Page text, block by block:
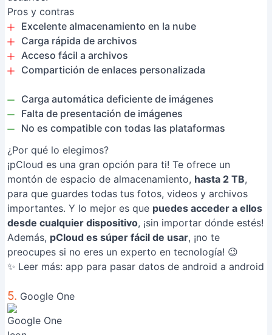
Pros y contras
Excelente almacenamiento en la nube
Carga rápida de archivos
Acceso fácil a archivos
Compartición de enlaces personalizada
Carga automática deficiente de imágenes
Falta de presentación de imágenes
No es compatible con todas las plataformas
¿Por qué lo elegimos?
¡pCloud es una gran opción para ti! Te ofrece un
montón de espacio de almacenamiento, hasta 2 TB,
para que guardes todas tus fotos, videos y archivos
importantes. Y lo mejor es que puedes acceder a ellos
desde cualquier dispositivo, ¡sin importar dónde estés!
Además, pCloud es súper fácil de usar, ¡no te
preocupes si no eres un experto en tecnología! 😉
✨ Leer más: app para pasar datos de android a android
5. Google One